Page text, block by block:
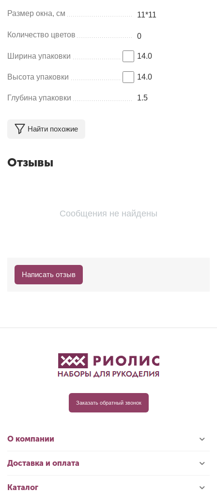
Размер окна, см 11*11
Количество цветов 0
Ширина упаковки 14.0
Высота упаковки 14.0
Глубина упаковки 1.5
Найти похожие
Отзывы
Сообщения не найдены
Написать отзыв
Заказать обратный звонок
О компании
Доставка и оплата
Каталог